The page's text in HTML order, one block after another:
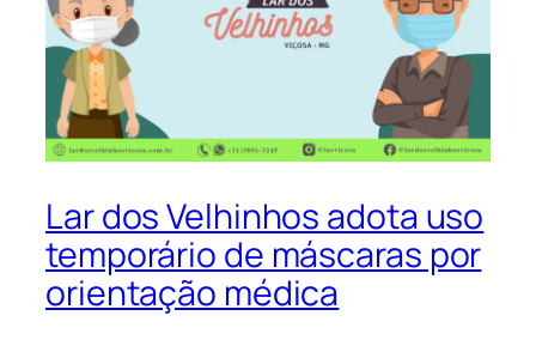
Lar dos Velhinhos adota uso
temporário de máscaras por
orientação médica